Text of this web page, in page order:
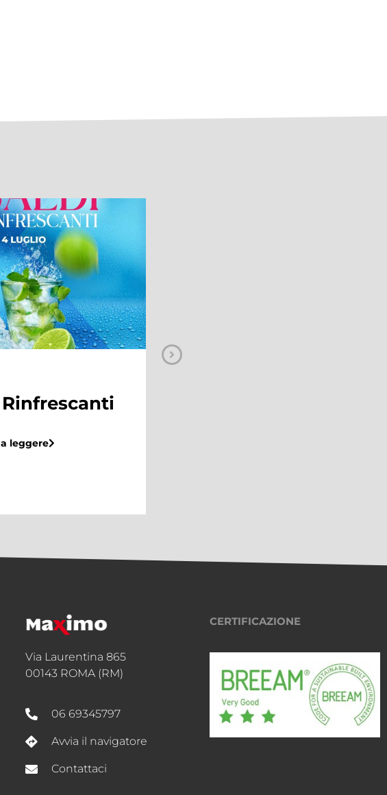
Village:
arriva al
Via Laurentina 865
00143 ROMA (RM)
06 69345797
Avvia il navigatore
Contattaci
CERTIFICAZIONE